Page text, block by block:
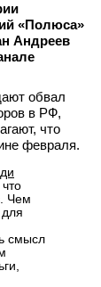
«Полюса»
Андреев
обвал
в РФ,
что
февраля.
что
Чем
смысл